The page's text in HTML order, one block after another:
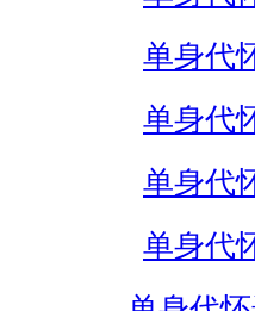
单身代
单身代
单身代
单身代